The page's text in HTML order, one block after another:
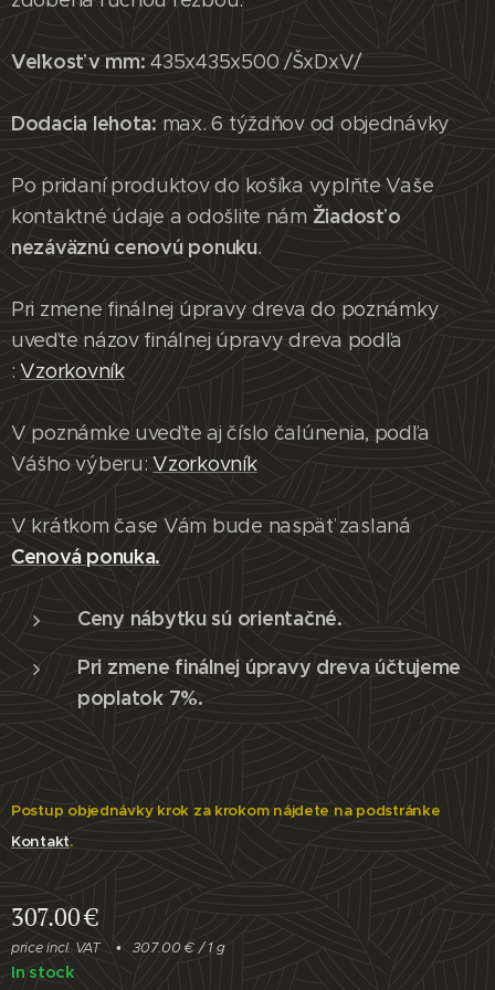
Veľkosť v mm: 435x435x500 /ŠxDxV/
Dodacia lehota: max. 6 týždňov od objednávky
Po pridaní produktov do košíka vyplňte Vaše
kontaktné údaje a odošlite nám Žiadosť o
nezáväznú cenovú ponuku.
Pri zmene finálnej úpravy dreva do poznámky
uveďte názov finálnej úpravy dreva podľa
:Vzorkovník
V poznámke uveďte aj číslo čalúnenia, podľa
Vášho výberu:Vzorkovník
V krátkom čase Vám bude naspäť zaslaná
Cenová ponuka.
Ceny nábytku sú orientačné.
Pri zmene finálnej úpravy dreva účtujeme
poplatok 7%.
Postup objednávky krok za krokom nájdete na podstránke
Kontakt.
307.00€
price incl. VAT 307.00 € / 1 g
In stock